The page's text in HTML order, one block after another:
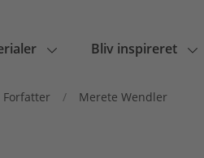
Bliv inspireret
Forfatter / Merete Wendler